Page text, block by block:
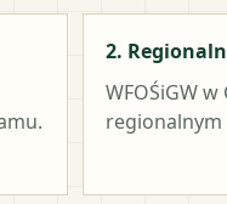
2.
WFOŚiGW
regionalnym